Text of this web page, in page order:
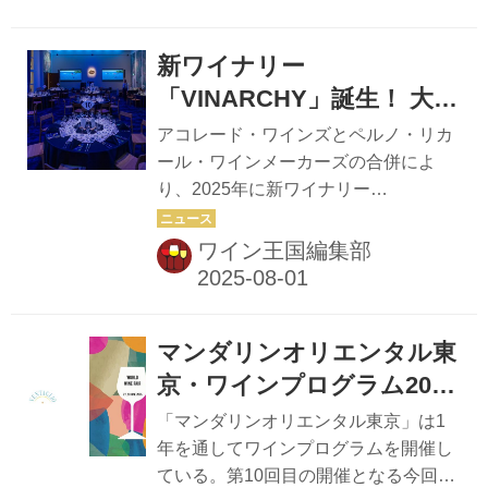
なたの“推しシャン”を見つけてくださ
い。今号はシャンパーニュだけでな
クリングもご紹介！この夏は泡三昧！
連載企画「髭男爵ひぐち君と行く星野
リゾートワイン旅」Vol.2、バーベキュ
ー好きなワインディレクター田邉公一
ソムリエによる「バーベキューには“い
いワイン”が必要だ！」も見逃せな
新ワイナリー
「VINARCHY」誕生！ 大
阪・関西万博オーストラリ
アパビリオンで設立レセプ
ション開催
アコレード・ワインズとペルノ・リカ
ール・ワインメーカーズの合併によ
り、2025年に新ワイナリー
「VINARCHY」社が誕生した。これを
記念し、6月23日に大阪・関西万博オ
ーストラリアパビリオンで設立レセプ
待を寄せた。 Vinarchy社は、2025年5
月に設立された。同社は、革新的なフ
ワインの世界に迎え入れる包括的な体
験を通じて、ワインを再定義するため
ワイン王国編集部
マンダリンオリエンタル東
京・ワインプログラム2025
6月27、28日は「WORLD
WINE FAIR」を開催
「マンダリンオリエンタル東京」は1
年を通してワインプログラムを開催し
ている。第10回目の開催となる今回は